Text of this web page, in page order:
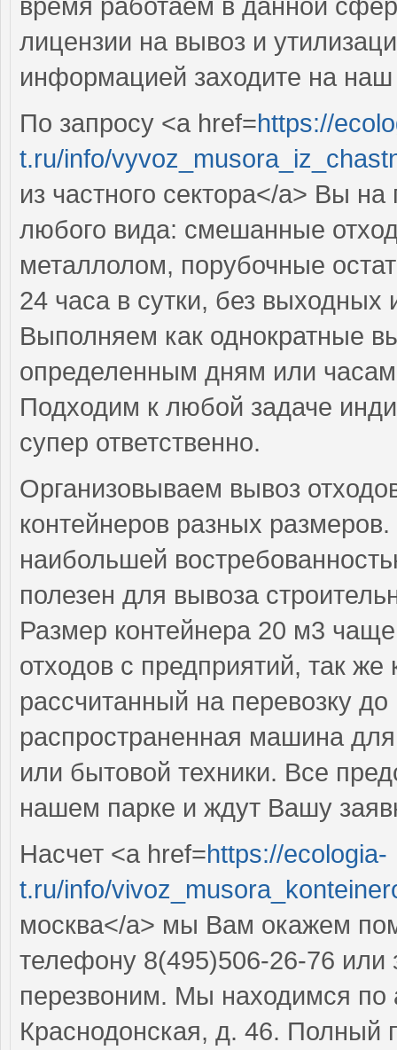
время работаем в данной
лицензии на вывоз и
информацией заходите на
По запросу <a href=https://
t.ru/info/
из частного сектора</a> Вы
любого вида: смешанные
металлолом, порубочные
24 часа в сутки, без
Выполняем как однократные
определенным дням или
Подходим к любой задаче
супер ответственно.
Организовываем вывоз
контейнеров разных
наибольшей
полезен для вывоза
Размер контейнера 20 м3
отходов с предприятий, так
рассчитанный на перевозку
распространенная машина
или бытовой техники. Все
нашем парке и ждут Вашу
Насчет <a href=https://ecologia-
t.ru/info/
москва</a> мы Вам окажем
телефону 8(495)506-26-76
перезвоним. Мы находимся по
Краснодонская, д. 46. Полный